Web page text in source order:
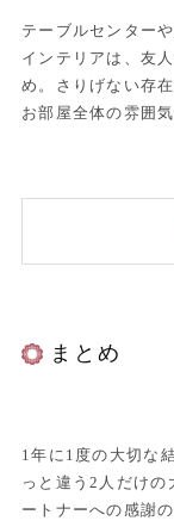
テーブルセンター
インテリアは、友
め。さりげない存
お部屋全体の雰囲
まとめ
1年に1度の大切な
っと違う2人だけ
ートナーへの感謝